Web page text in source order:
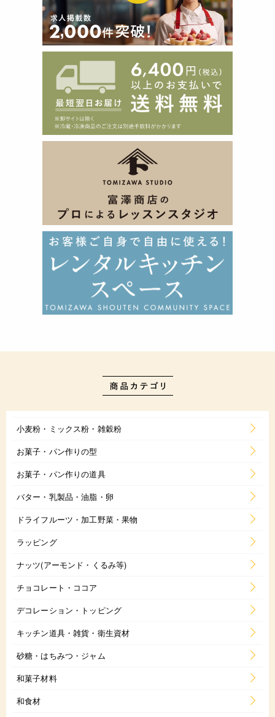
小麦粉・ミックス粉・雑穀粉
お菓子・パン作りの型
お菓子・パン作りの道具
バター・乳製品・油脂・卵
ドライフルーツ・加工野菜・果物
ラッピング
ナッツ(アーモンド・くるみ等)
チョコレート・ココア
デコレーション・トッピング
キッチン道具・雑貨・衛生資材
砂糖・はちみつ・ジャム
和菓子材料
和食材